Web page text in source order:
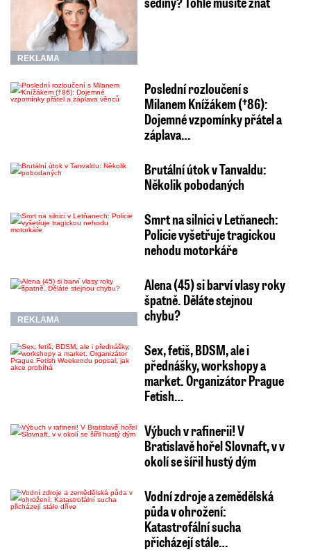
REKLAMA
Poslední rozloučení s
Milanem Knížákem (†86):
Dojemné vzpomínky přátel a
záplava…
Brutální útok v Tanvaldu:
Několik pobodaných
Smrt na silnici v Letňanech:
Policie vyšetřuje tragickou
nehodu motorkáře
REKLAMA
Alena (45) si barví vlasy roky
špatně. Děláte stejnou
chybu?
Sex, fetiš, BDSM, ale i
přednášky, workshopy a
market. Organizátor Prague
Fetish…
Výbuch v rafinerii! V
Bratislavě hořel Slovnaft, v v
okolí se šířil hustý dým
Vodní zdroje a zemědělská
půda v ohrožení:
Katastrofální sucha
přicházejí stále…